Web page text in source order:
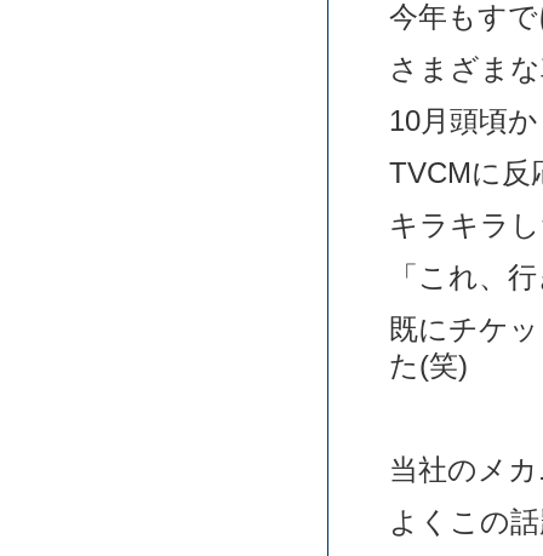
今年もす
さまざま
10月頭頃
TVCMに
キラキラ
「これ、
既にチケ
た(笑)
当社のメ
よくこの